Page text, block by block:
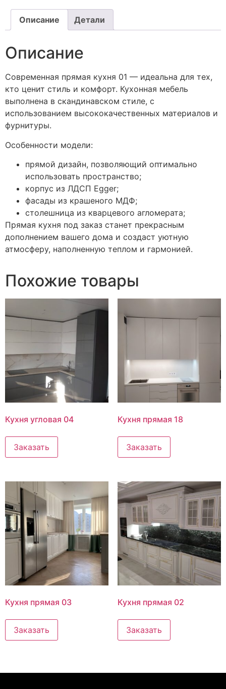
Описание Детали
Описание
Современная прямая кухня 01 — идеальна для тех,
кто ценит стиль и комфорт. Кухонная мебель
выполнена в скандинавском стиле, с
использованием высококачественных материалов и
фурнитуры.
Особенности модели:
прямой дизайн, позволяющий оптимально
использовать пространство;
корпус из ЛДСП Egger;
фасады из крашеного МДФ;
столешница из кварцевого агломерата;
Прямая кухня под заказ станет прекрасным
дополнением вашего дома и создаст уютную
атмосферу, наполненную теплом и гармонией.
Похожие товары
Кухня угловая 04
Заказать
Кухня прямая 18
Заказать
Кухня прямая 03
Заказать
Кухня прямая 02
Заказать